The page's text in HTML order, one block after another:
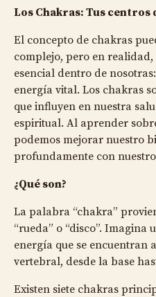
Los Chakras: Tus centros
El concepto de chakras
complejo, pero en
esencial dentro de
energía vital. Los chakras
que influyen en nuestra
espiritual. Al aprender
podemos mejorar nuestro
profundamente con
¿Qué son?
La palabra “chakra”
“rueda” o “disco”. Imagina
energía que se encuentran
vertebral, desde la base
Existen siete chakras